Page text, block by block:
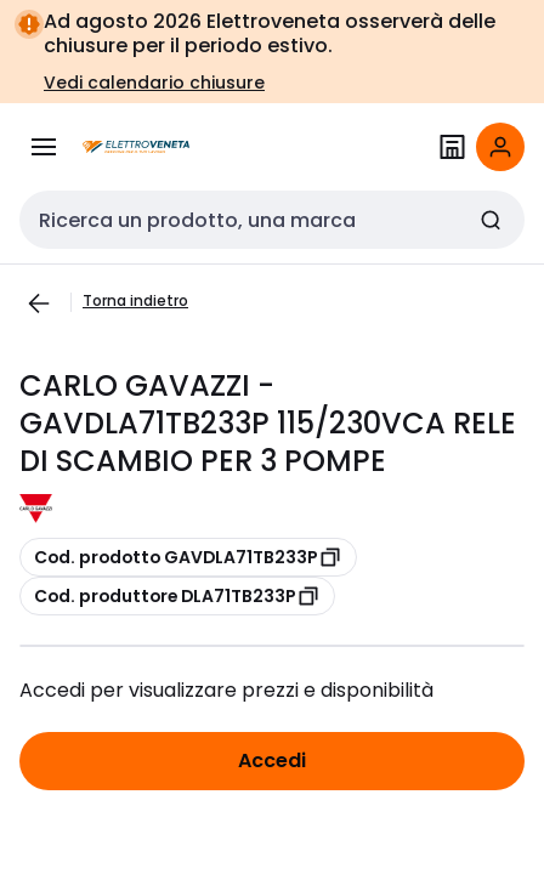
Vai alla
navigazione
Vai
alla
pagina
Ad agosto 2026 Elettroveneta osserverà delle
chiusure per il periodo estivo.
Vedi calendario chiusure
Cerca input
Torna indietro
CARLO GAVAZZI -
GAVDLA71TB233P 115/230VCA RELE
DI SCAMBIO PER 3 POMPE
copia
Cod. prodotto GAVDLA71TB233P
copia
Cod. produttore DLA71TB233P
Accedi per visualizzare prezzi e disponibilità
Accedi